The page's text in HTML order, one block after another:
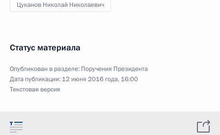
Цуканов Николай Николаевич
Статус материала
Опубликован в разделе: Поручения Президента
Дата публикации: 12 июня 2016 года, 16:00
Текстовая версия